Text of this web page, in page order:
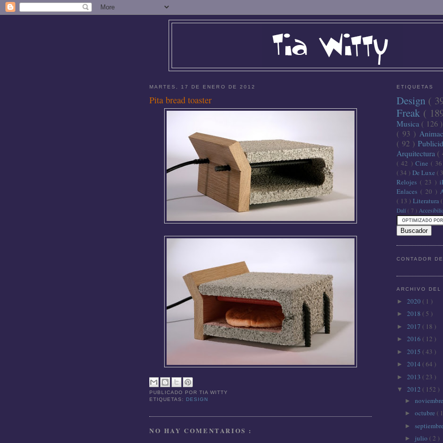
MARTES, 17 DE ENERO DE 2012
Pita bread toaster
PUBLICADO PORTIA WITTY
ETIQUETAS: DESIGN
NO HAY COMENTARIOS :
ETIQUETAS
Design (
Freak (
Musica ( 126 )
( 93 )
( 92 )
Arquitectura (
( 42 ) Cine (
( 34 ) De Luxe (
Relojes ( 23 )
Enlaces ( 20 )
( 13 ) Literatura
Dalí ( 7 )
CONTADOR
ARCHIVO DEL
► 2020 ( 1 )
► 2018 ( 5 )
► 2017 ( 18 )
► 2016 ( 12 )
► 2015 ( 43 )
► 2014 ( 64 )
► 2013 ( 23 )
▼ 2012 ( 152 )
► noviembre
► octubre (
► septiembre
► julio ( 2 )